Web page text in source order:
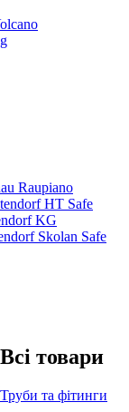
Raupiano
HT Safe
KG
Skolan Safe
Всі товари
Труби та фітинги